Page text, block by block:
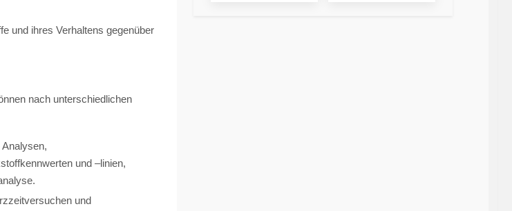
und ihres Verhaltens gegenüber
nach unterschiedlichen
und –linien,
und